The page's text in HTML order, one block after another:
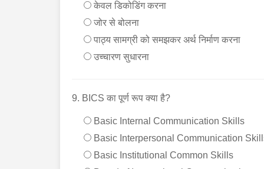
केवल डिकोडिंग करना
जोर से बोलना
पाठ्य सामग्री को समझकर अर्थ निर्माण करना
उच्चारण सुधारना
9. BICS का पूर्ण रूप क्या है?
Basic Internal Communication Skills
Basic Interpersonal Communication
Basic Institutional Common Skills